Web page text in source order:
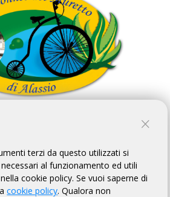
MURETTO DI ALASSIO
terzi da questo utilizzati si
al funzionamento ed utili
cookie policy. Se vuoi saperne di
cookie policy. Qualora non